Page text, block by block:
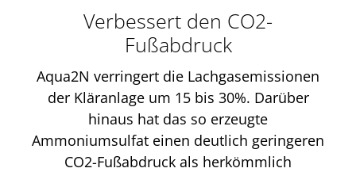
Verbessert den CO2-
Fußabdruck
Aqua2N verringert die Lachgasemissionen
der Kläranlage um 15 bis 30%. Darüber
hinaus hat das so erzeugte
Ammoniumsulfat einen deutlich geringeren
CO2-Fußabdruck als herkömmlich